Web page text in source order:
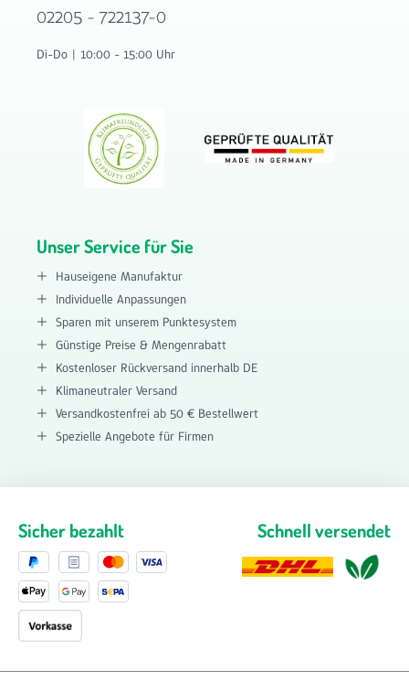
02205 - 722137-0
Di-Do | 10:00 - 15:00 Uhr
Unser Service für Sie
Hauseigene Manufaktur
Individuelle Anpassungen
Sparen mit unserem Punktesystem
Günstige Preise & Mengenrabatt
Kostenloser Rückversand innerhalb DE
Klimaneutraler Versand
Versandkostenfrei ab 50 € Bestellwert
Spezielle Angebote für Firmen
Sicher bezahlt Schnell versendet